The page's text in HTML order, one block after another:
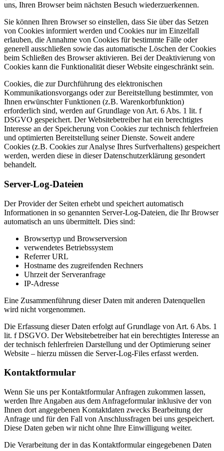
uns, Ihren Browser beim nächsten Besuch wiederzuerkennen.
Sie können Ihren Browser so einstellen, dass Sie über das Setzen
von Cookies informiert werden und Cookies nur im Einzelfall
erlauben, die Annahme von Cookies für bestimmte Fälle oder
generell ausschließen sowie das automatische Löschen der Cookies
beim Schließen des Browser aktivieren. Bei der Deaktivierung von
Cookies kann die Funktionalität dieser Website eingeschränkt sein.
Cookies, die zur Durchführung des elektronischen
Kommunikationsvorgangs oder zur Bereitstellung bestimmter, von
Ihnen erwünschter Funktionen (z.B. Warenkorbfunktion)
erforderlich sind, werden auf Grundlage von Art. 6 Abs. 1 lit. f
DSGVO gespeichert. Der Websitebetreiber hat ein berechtigtes
Interesse an der Speicherung von Cookies zur technisch fehlerfreien
und optimierten Bereitstellung seiner Dienste. Soweit andere
Cookies (z.B. Cookies zur Analyse Ihres Surfverhaltens) gespeichert
werden, werden diese in dieser Datenschutzerklärung gesondert
behandelt.
Server-Log-Dateien
Der Provider der Seiten erhebt und speichert automatisch
Informationen in so genannten Server-Log-Dateien, die Ihr Browser
automatisch an uns übermittelt. Dies sind:
Browsertyp und Browserversion
verwendetes Betriebssystem
Referrer URL
Hostname des zugreifenden Rechners
Uhrzeit der Serveranfrage
IP-Adresse
Eine Zusammenführung dieser Daten mit anderen Datenquellen
wird nicht vorgenommen.
Die Erfassung dieser Daten erfolgt auf Grundlage von Art. 6 Abs. 1
lit. f DSGVO. Der Websitebetreiber hat ein berechtigtes Interesse an
der technisch fehlerfreien Darstellung und der Optimierung seiner
Website – hierzu müssen die Server-Log-Files erfasst werden.
Kontaktformular
Wenn Sie uns per Kontaktformular Anfragen zukommen lassen,
werden Ihre Angaben aus dem Anfrageformular inklusive der von
Ihnen dort angegebenen Kontaktdaten zwecks Bearbeitung der
Anfrage und für den Fall von Anschlussfragen bei uns gespeichert.
Diese Daten geben wir nicht ohne Ihre Einwilligung weiter.
Die Verarbeitung der in das Kontaktformular eingegebenen Daten